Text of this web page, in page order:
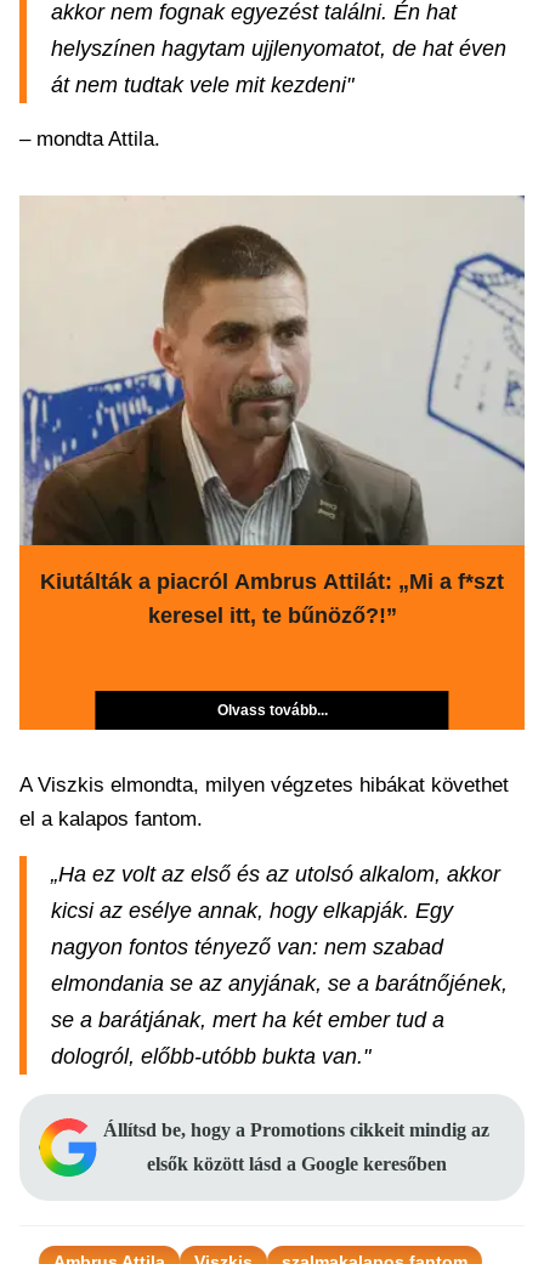
akkor nem fognak egyezést találni. Én hat
helyszínen hagytam ujjlenyomatot, de hat éven
át nem tudtak vele mit kezdeni"
– mondta Attila.
Kiutálták a piacról Ambrus Attilát: „Mi a f*szt
keresel itt, te bűnöző?!”
Olvass tovább...
A Viszkis elmondta, milyen végzetes hibákat követhet
el a kalapos fantom.
„Ha ez volt az első és az utolsó alkalom, akkor
kicsi az esélye annak, hogy elkapják. Egy
nagyon fontos tényező van: nem szabad
elmondania se az anyjának, se a barátnőjének,
se a barátjának, mert ha két ember tud a
dologról, előbb-utóbb bukta van."
Állítsd be, hogy a Promotions cikkeit mindig az
elsők között lásd a Google keresőben